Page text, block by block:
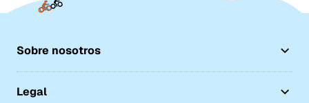
Sobre nosotros
Legal